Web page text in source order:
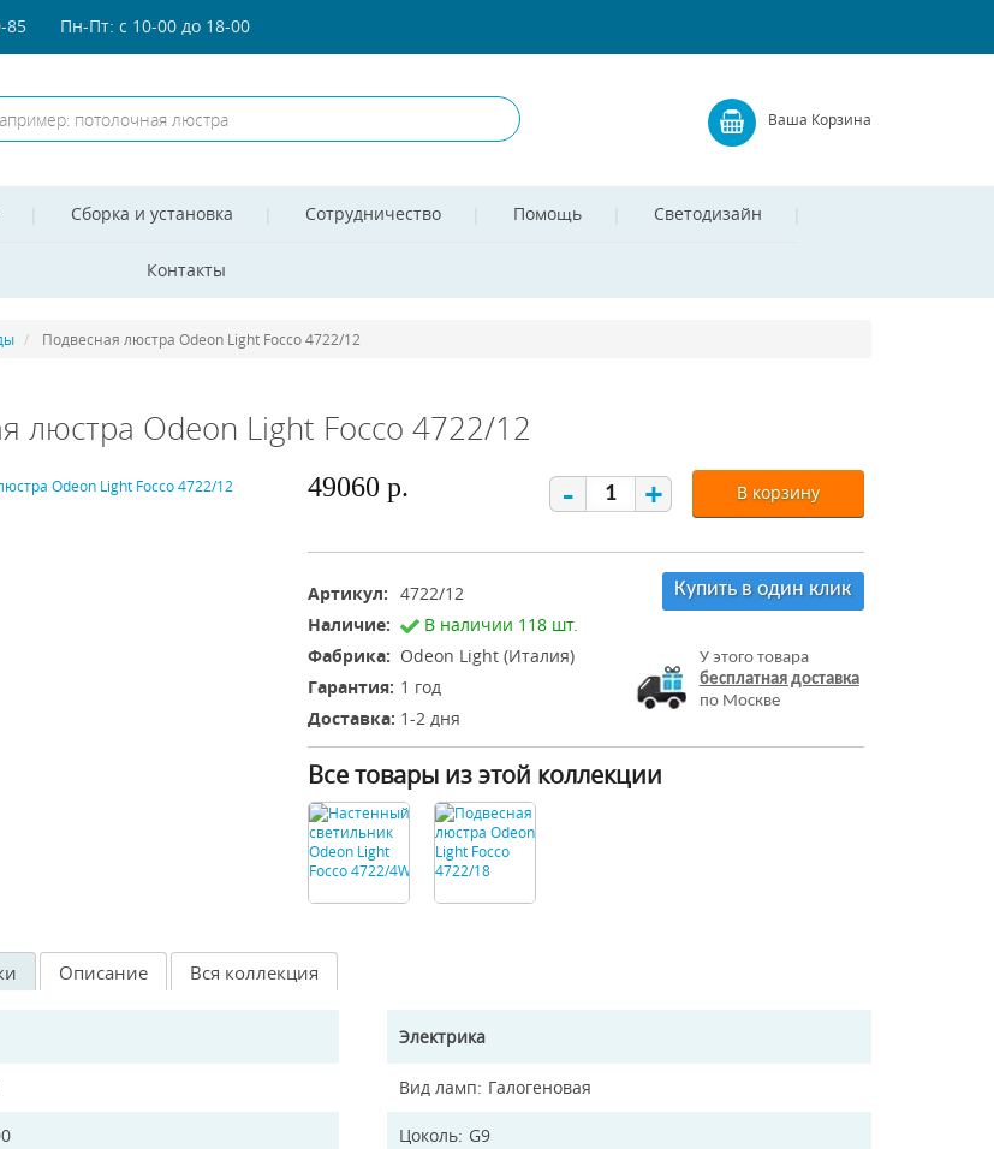
85 Пн-Пт: с 10-00 до 18-00
Ваша Корзина
Сборка и установка Сотрудничество Помощь Светодизайн
Контакты
Подвесная люстра Odeon Light Focco 4722/12
люстра Odeon Light Focco 4722/12
49060 р. - + В корзину
Артикул: 4722/12
Наличие:
В наличии 118 шт.
Фабрика: Odeon Light (Италия)
Гарантия: 1 год
Доставка: 1-2 дня
Купить в один клик
У этого товара
бесплатная доставка
по Москве
Все товары из этой коллекции
Описание Вся коллекция
Электрика
Вид ламп Галогеновая
Цоколь G9